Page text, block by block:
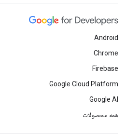
Android
Chrome
Firebase
Google Cloud Platform
Google AI
همه محصولات